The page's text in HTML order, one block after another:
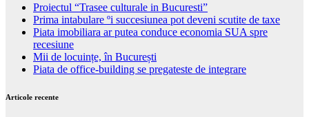
Proiectul “Trasee culturale in Bucuresti”
Prima intabulare ºi succesiunea pot deveni scutite de taxe
Piata imobiliara ar putea conduce economia SUA spre
recesiune
Mii de locuințe, în București
Piata de office-building se pregateste de integrare
Articole recente